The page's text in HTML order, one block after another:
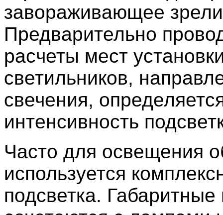
завораживающее
Предварительно
расчеты мест
светильников,
свечения,
интенсивность
Часто для освещения
используется
подсветка.